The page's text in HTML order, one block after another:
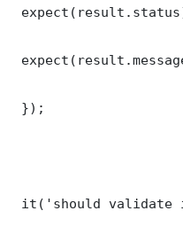
});
it('should validate